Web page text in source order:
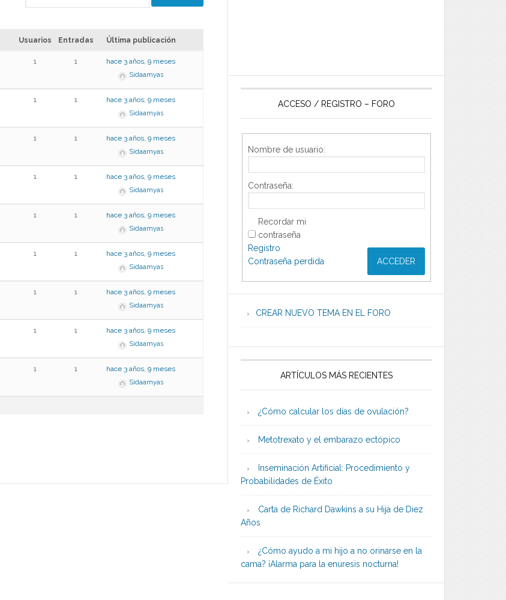
Usuarios Entradas Última publicación
1 1 hace 3 años, 9 meses
Sidaamyas
1 1 hace 3 años, 9 meses
Sidaamyas
1 1 hace 3 años, 9 meses
Sidaamyas
1 1 hace 3 años, 9 meses
Sidaamyas
1 1 hace 3 años, 9 meses
Sidaamyas
1 1 hace 3 años, 9 meses
Sidaamyas
1 1 hace 3 años, 9 meses
Sidaamyas
1 1 hace 3 años, 9 meses
Sidaamyas
1 1 hace 3 años, 9 meses
Sidaamyas
ACCESO / REGISTRO – FORO
Nombre de usuario:
Contraseña:
Recordar mi
contraseña
ACCEDER
Registro
Contraseña perdida
CREAR NUEVO TEMA EN EL FORO
ARTÍCULOS MÁS RECIENTES
¿Cómo calcular los días de ovulación?
Metotrexato y el embarazo ectópico
Inseminación Artificial: Procedimiento y
Probabilidades de Éxito
Carta de Richard Dawkins a su Hija de Diez
Años
¿Cómo ayudo a mi hijo a no orinarse en la
cama? ¡Alarma para la enuresis nocturna!